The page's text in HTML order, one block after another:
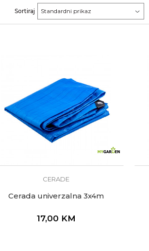
Sortiraj
CERADE
Cerada univerzalna 3x4m
17,00 KM